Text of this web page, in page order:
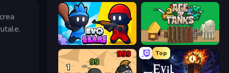
Evo Gears Age of Tanks Warriors: TD War
Top